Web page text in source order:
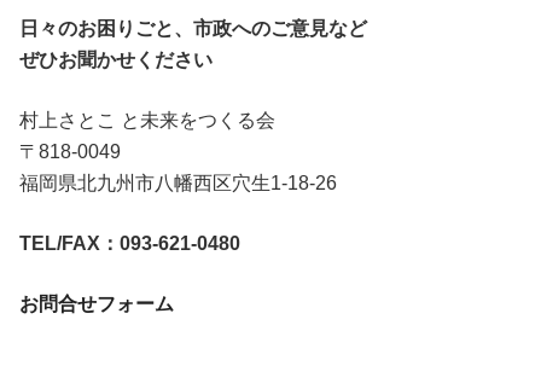
日々のお困りごと、市政へのご意見など
ぜひお聞かせください
村上さとこ と未来をつくる会
〒818-0049
福岡県北九州市八幡西区穴生1-18-26
TEL/FAX：093-621-0480
お問合せフォーム